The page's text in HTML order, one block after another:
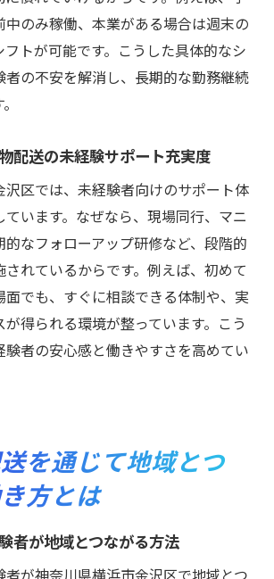
中のみ稼働、本業がある場合は週末の
トが可能です。こうした具体的なシ
者の不安を解消し、長期的な勤務継続
配送の未経験サポート充実度
沢区では、未経験者向けのサポート体
います。なぜなら、現場同行、マニ
的なフォローアップ研修など、段階的
れているからです。例えば、初めて
面でも、すぐに相談できる体制や、実
得られる環境が整っています。こう
験者の安心感と働きやすさを高めてい
を通じて地域とつ
方とは
者が地域とつながる方法
者が神奈川県横浜市金沢区で地域とつ